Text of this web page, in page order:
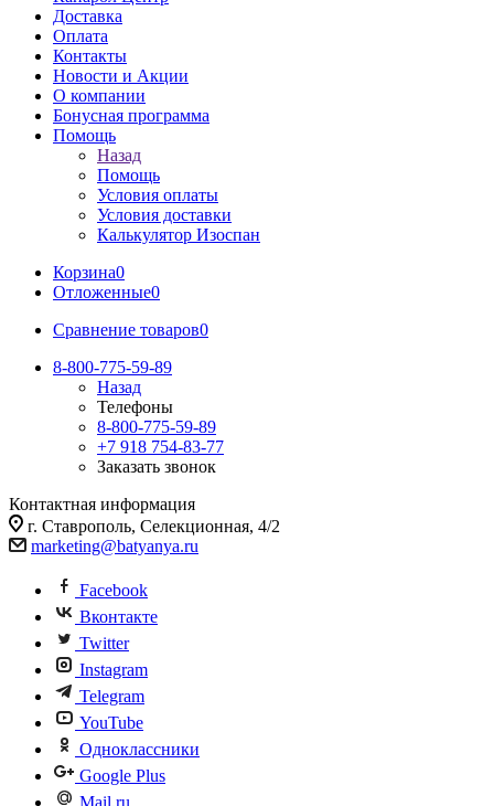
Доставка
Оплата
Контакты
Новости и Акции
О компании
Бонусная программа
Помощь
Назад
Помощь
Условия оплаты
Условия доставки
Калькулятор Изоспан
Корзина0
Отложенные0
Сравнение товаров0
8-800-775-59-89
Назад
Телефоны
8-800-775-59-89
+7 918 754-83-77
Заказать звонок
Контактная информация
г. Ставрополь, Селекционная, 4/2
marketing@batyanya.ru
Facebook
Вконтакте
Twitter
Instagram
Telegram
YouTube
Одноклассники
Google Plus
Mail.ru